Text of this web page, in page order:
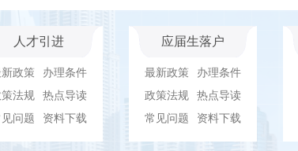
人才引进
政策
办理条件
法规
热点导读
问题
资料下载
应届生落户
最新政策
办理条件
政策法规
热点导读
常见问题
资料下载